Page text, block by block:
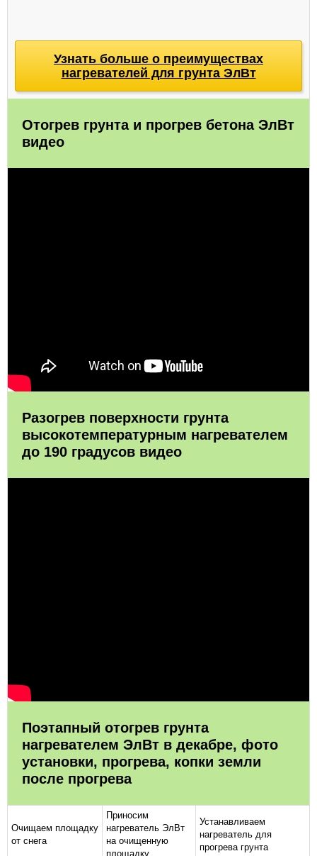
Узнать больше о преимуществах
нагревателей для грунта ЭлВт
Отогрев грунта и прогрев бетона ЭлВт
видео
Разогрев поверхности грунта
высокотемпературным нагревателем
до 190 градусов видео
Поэтапный отогрев грунта
нагревателем ЭлВт в декабре, фото
установки, прогрева, копки земли
после прогрева
Очищаем площадку
от снега
Приносим
нагреватель ЭлВт
на очищенную
площадку
Устанавливаем
нагреватель для
прогрева грунта